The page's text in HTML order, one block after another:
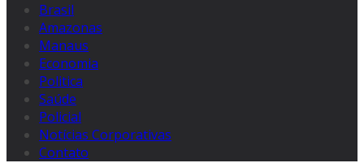
Brasil
Amazonas
Manaus
Economia
Politica
Saúde
Policial
Notícias Corporativas
Contato